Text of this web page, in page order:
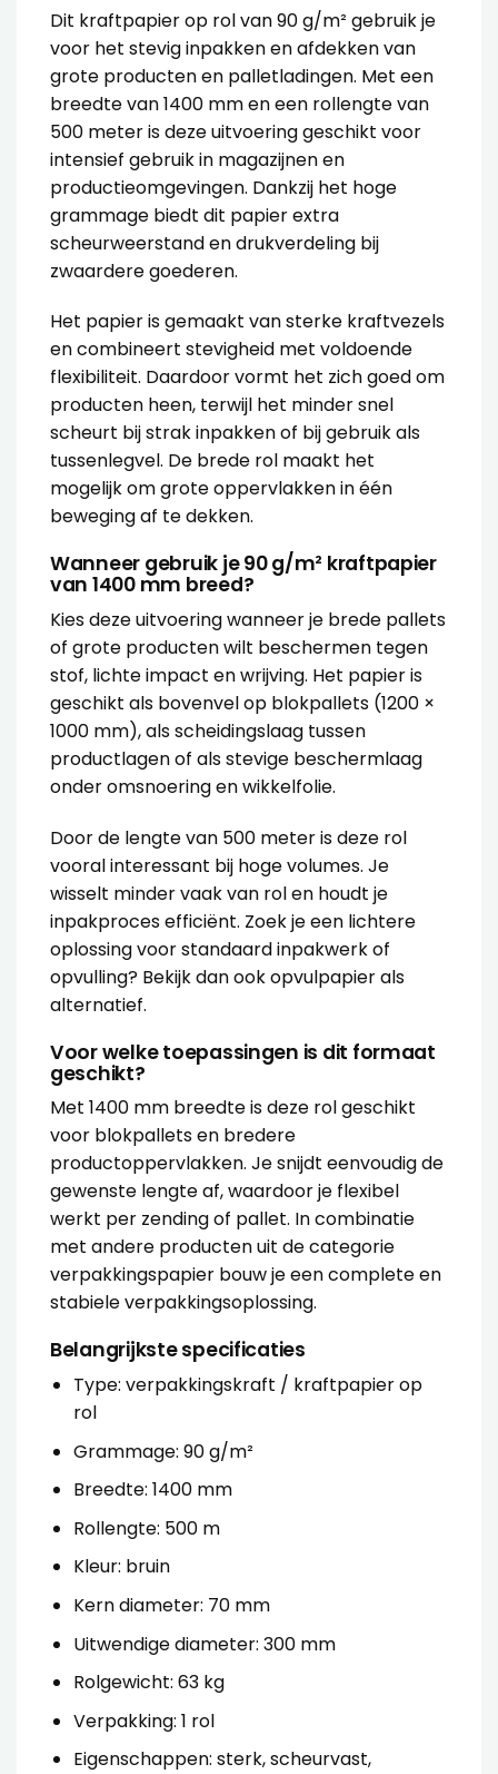
Dit kraftpapier op rolvan 90 g/m² gebruik je
voor het stevig inpakken en afdekken van
grote producten en palletladingen. Met een
breedte van 1400 mm en een rollengte van
500 meter is deze uitvoering geschikt voor
intensief gebruik in magazijnen en
productieomgevingen. Dankzij het hoge
grammage biedt dit papier extra
scheurweerstand en drukverdeling bij
zwaardere goederen.
Het papier is gemaakt van sterke kraftvezels
en combineert stevigheid met voldoende
flexibiliteit. Daardoor vormt het zich goed om
producten heen, terwijl het minder snel
scheurt bij strak inpakken of bij gebruik als
tussenlegvel. De brede rol maakt het
mogelijk om grote oppervlakken in één
beweging af te dekken.
Wanneer gebruik je 90 g/m² kraftpapier
van 1400 mm breed?
Kies deze uitvoering wanneer je brede pallets
of grote producten wilt beschermen tegen
stof, lichte impact en wrijving. Het papier is
geschikt als bovenvel op blokpallets (1200 ×
1000 mm), als scheidingslaag tussen
productlagen of als stevige beschermlaag
onder omsnoering en wikkelfolie.
Door de lengte van 500 meter is deze rol
vooral interessant bij hoge volumes. Je
wisselt minder vaak van rol en houdt je
inpakproces efficiënt. Zoek je een lichtere
oplossing voor standaard inpakwerk of
opvulling? Bekijk dan ookopvulpapierals
alternatief.
Voor welke toepassingen is dit formaat
geschikt?
Met 1400 mm breedte is deze rol geschikt
voor blokpallets en bredere
productoppervlakken. Je snijdt eenvoudig de
gewenste lengte af, waardoor je flexibel
werkt per zending of pallet. In combinatie
met andere producten uit de categorie
verpakkingspapier bouw je een complete en
stabiele verpakkingsoplossing.
Belangrijkste specificaties
Type: verpakkingskraft / kraftpapier op
rol
Grammage: 90 g/m²
Breedte: 1400 mm
Rollengte: 500 m
Kleur: bruin
Kern diameter: 70 mm
Uitwendige diameter: 300 mm
Rolgewicht: 63 kg
Verpakking: 1 rol
Eigenschappen: sterk, scheurvast,